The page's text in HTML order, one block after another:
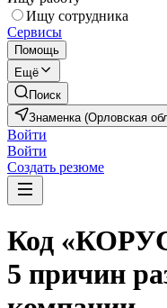
Ищу сотрудника
Сервисы
Помощь
Ещё
Поиск
Знаменка (Орловская
Войти
Войти
Создать резюме
Код
5 причин